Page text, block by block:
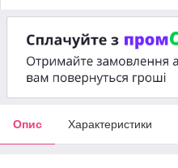
Опис Характеристики